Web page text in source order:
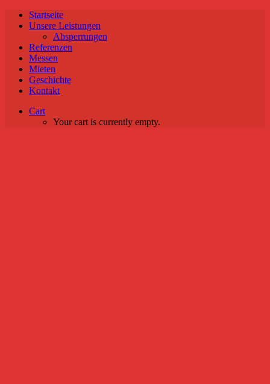
Startseite
Unsere Leistungen
Absperrungen
Referenzen
Messen
Mieten
Geschichte
Kontakt
Cart
Your cart is currently empty.